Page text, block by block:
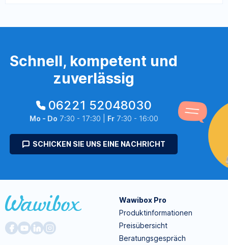
Schnell, kompetent und
zuverlässig
06221 52048030
Mo - Do 7:30 - 17:30 | Fr7:30 - 16:00
SCHICKEN SIE UNS EINE NACHRICHT
Wawibox Pro
Produktinformationen
Preisübersicht
Beratungsgespräch